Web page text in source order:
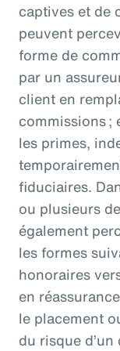
captives et de
peuvent
forme de
par un
client en
commissions ;
les primes,
fiduciaires.
ou plusieurs
également
les formes
honoraires
en
le placement
du risque